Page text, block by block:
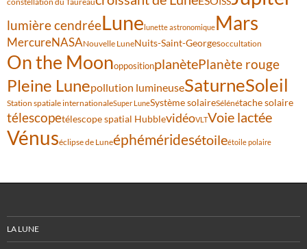
lumière cendréeLunelunette astronomiqueMars
MercureNASANouvelle LuneNuits-Saint-Georgesoccultation
On the MoonoppositionplanètePlanète rouge
Pleine Lunepollution lumineuseSaturneSoleil
Station spatiale internationaleSuper LuneSystème solaireSélénétache solaire
télescopetélescope spatial HubblevidéoVLTVoie lactée
Vénuséclipse de Luneéphéméridesétoileétoile polaire
LA LUNE